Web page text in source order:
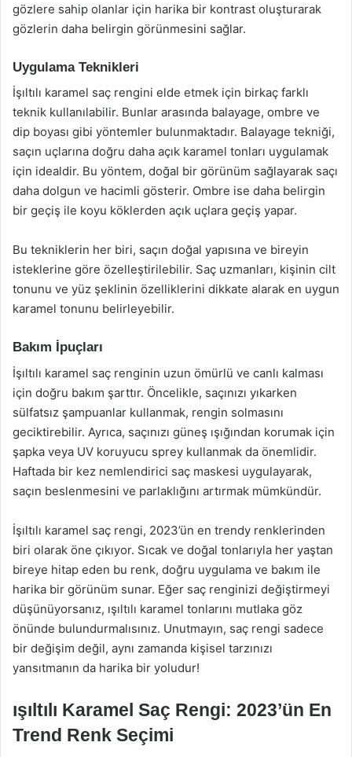
gözlere sahip olanlar için harika bir kontrast oluşturarak
gözlerin daha belirgin görünmesini sağlar.
Uygulama Teknikleri
İşıltılı karamel saç rengini elde etmek için birkaç farklı
teknik kullanılabilir. Bunlar arasında balayage, ombre ve
dip boyası gibi yöntemler bulunmaktadır. Balayage tekniği,
saçın uçlarına doğru daha açık karamel tonları uygulamak
için idealdir. Bu yöntem, doğal bir görünüm sağlayarak saçı
daha dolgun ve hacimli gösterir. Ombre ise daha belirgin
bir geçiş ile koyu köklerden açık uçlara geçiş yapar.
Bu tekniklerin her biri, saçın doğal yapısına ve bireyin
isteklerine göre özelleştirilebilir. Saç uzmanları, kişinin cilt
tonunu ve yüz şeklinin özelliklerini dikkate alarak en uygun
karamel tonunu belirleyebilir.
Bakım İpuçları
İşıltılı karamel saç renginin uzun ömürlü ve canlı kalması
için doğru bakım şarttır. Öncelikle, saçınızı yıkarken
sülfatsız şampuanlar kullanmak, rengin solmasını
geciktirebilir. Ayrıca, saçınızı güneş ışığından korumak için
şapka veya UV koruyucu sprey kullanmak da önemlidir.
Haftada bir kez nemlendirici saç maskesi uygulayarak,
saçın beslenmesini ve parlaklığını artırmak mümkündür.
İşıltılı karamel saç rengi, 2023’ün en trendy renklerinden
biri olarak öne çıkıyor. Sıcak ve doğal tonlarıyla her yaştan
bireye hitap eden bu renk, doğru uygulama ve bakım ile
harika bir görünüm sunar. Eğer saç renginizi değiştirmeyi
düşünüyorsanız, ışıltılı karamel tonlarını mutlaka göz
önünde bulundurmalısınız. Unutmayın, saç rengi sadece
bir değişim değil, aynı zamanda kişisel tarzınızı
yansıtmanın da harika bir yoludur!
ışıltılı Karamel Saç Rengi: 2023’ün En
Trend Renk Seçimi